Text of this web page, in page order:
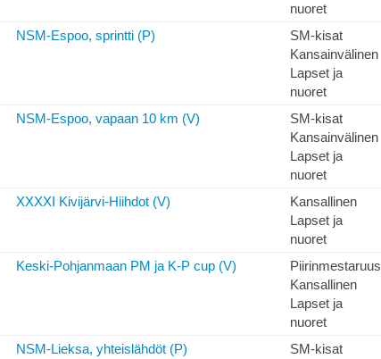
nuoret
NSM-Espoo, sprintti (P)
SM-kisat
Kansainvälinen
Lapset ja
nuoret
NSM-Espoo, vapaan 10 km (V)
SM-kisat
Kansainvälinen
Lapset ja
nuoret
XXXXI Kivijärvi-Hiihdot (V)
Kansallinen
Lapset ja
nuoret
Keski-Pohjanmaan PM ja K-P cup (V)
Piirinmestaruus
Kansallinen
Lapset ja
nuoret
NSM-Lieksa, yhteislähdöt (P)
SM-kisat